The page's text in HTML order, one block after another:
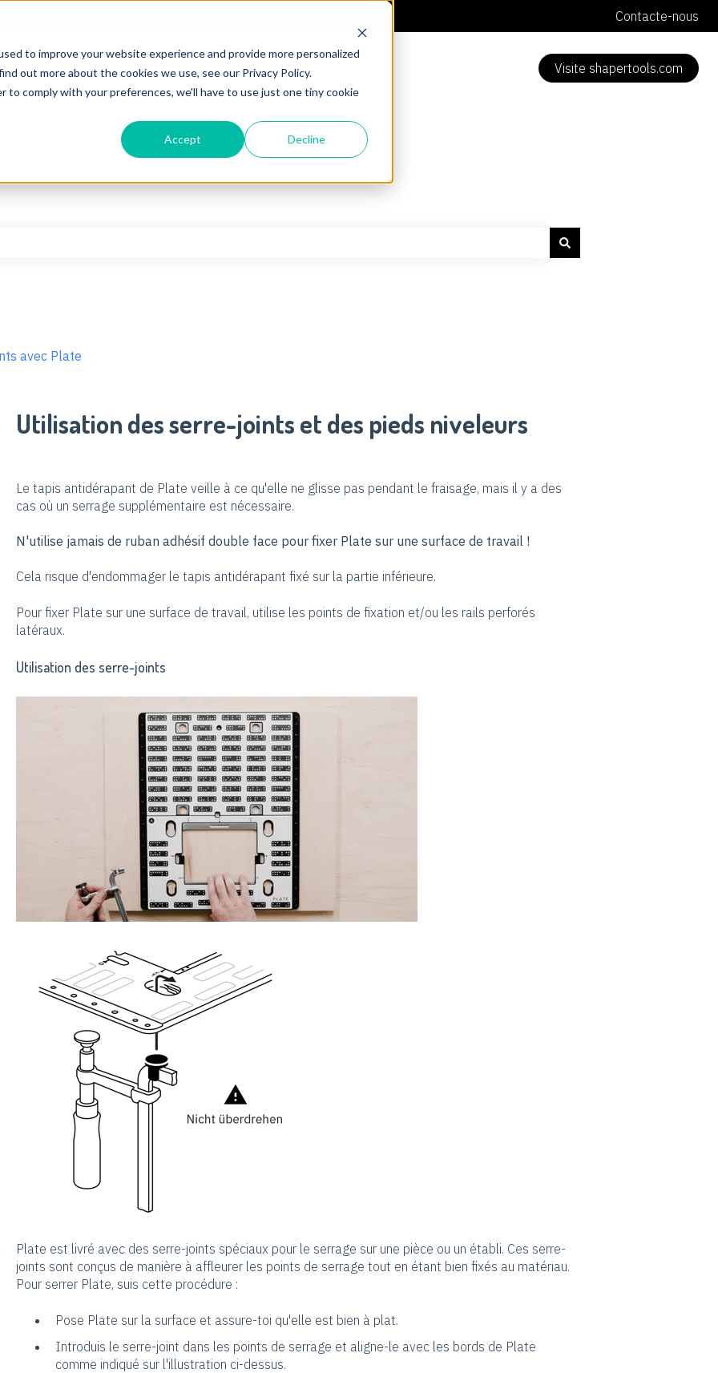
to improve your website experience and provide more personalized
out more about the cookies we use, see our Privacy Policy.
comply with your preferences, we'll have to use just one tiny cookie
Accept Decline
Contacte-nous
Visite shapertools.com
avec Plate
Utilisation des serre-joints et des pieds niveleurs
Le tapis antidérapant de Plate veille à ce qu'elle ne glisse pas pendant le fraisage, mais il y a des
cas où un serrage supplémentaire est nécessaire.
N'utilise jamais de ruban adhésif double face pour fixer Plate sur une surface de travail !
Cela risque d'endommager le tapis antidérapant fixé sur la partie inférieure.
Pour fixer Plate sur une surface de travail, utilise les points de fixation et/ou les rails perforés
latéraux.
Utilisation des serre-joints
Plate est livré avec des serre-joints spéciaux pour le serrage sur une pièce ou un établi. Ces serre-
joints sont conçus de manière à affleurer les points de serrage tout en étant bien fixés au matériau.
Pour serrer Plate, suis cette procédure :
Pose Plate sur la surface et assure-toi qu'elle est bien à plat.
Introduis le serre-joint dans les points de serrage et aligne-le avec les bords de Plate
comme indiqué sur l'illustration ci-dessus.